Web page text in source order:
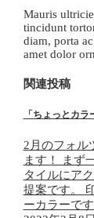
Mauris
tincidunt
diam, porta
amet dolor
関連投稿
「ちょっとカ
2月のフォル
ます！ まず
タイルにア
提案です。
ーカラーで